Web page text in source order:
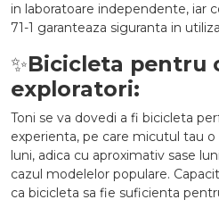
in laboratoare independente, iar
71-1 garanteaza siguranta in
✨Bicicleta pentru
exploratori:
Toni se va dovedi a fi bicicleta
experienta, pe care micutul tau o
luni, adica cu aproximativ sase
cazul modelelor populare.
ca bicicleta sa fie suficienta